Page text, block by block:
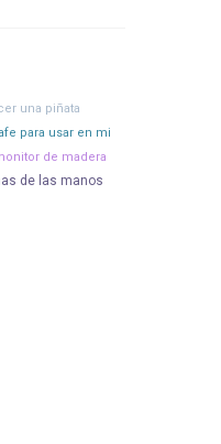
una piñata
para usar en mi
de madera
de las manos